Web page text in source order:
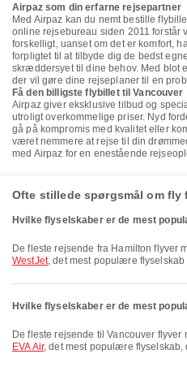
Airpaz som din erfarne rejsepartner
Med Airpaz kan du nemt bestille
online rejsebureau siden 2011 forstår
forskelligt, uanset om det er komfort,
forpligtet til at tilbyde dig de bedst
skræddersyet til dine behov. Med blot
der vil gøre dine rejseplaner til en
Få den billigste flybillet til Vancouver
Airpaz giver eksklusive tilbud og
utroligt overkommelige priser. Nyd
gå på kompromis med kvalitet eller
været nemmere at rejse til din
med Airpaz for en enestående
Ofte stillede spørgsmål om fly
Hvilke flyselskaber er de mest
De fleste rejsende fra Hamilton flyver
WestJet, det mest populære flyselskab
Hvilke flyselskaber er de mest
De fleste rejsende til Vancouver flyver
EVA Air, det mest populære